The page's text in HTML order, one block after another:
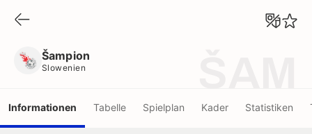
Šampion
Slowenien
Informationen Tabelle Spielplan Kader Statistiken